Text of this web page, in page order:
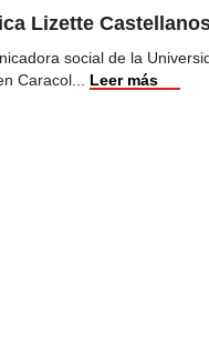
Lizette
social de la
Caracol
Leer más